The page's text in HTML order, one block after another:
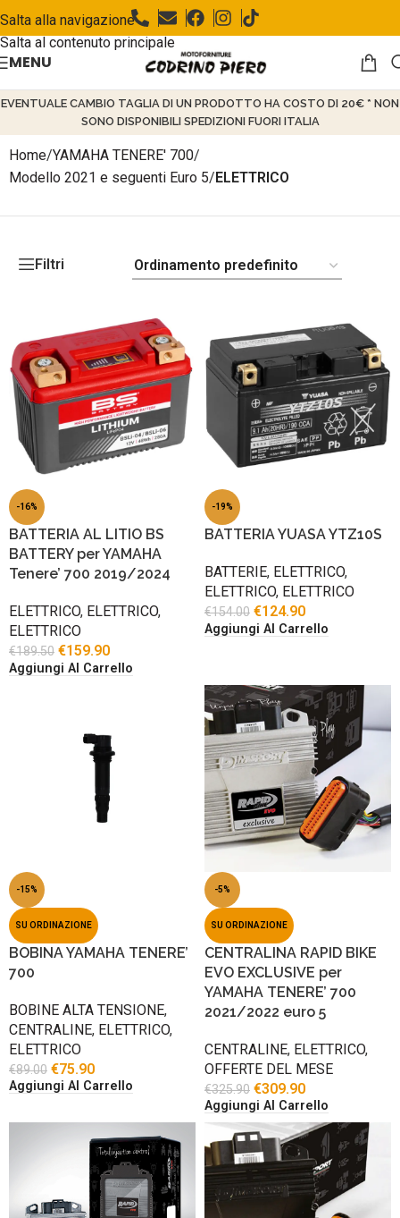
Salta alla navigazione
Salta al contenuto principale
MENU
EVENTUALE CAMBIO TAGLIA DI UN PRODOTTO HA COSTO DI 20€ * NON
SONO DISPONIBILI SPEDIZIONI FUORI ITALIA
Home/YAMAHA TENERE' 700/
Modello 2021 e seguenti Euro 5/ELETTRICO
Filtri
-16%
BATTERIA AL LITIO BS
BATTERY per YAMAHA
Tenere’ 700 2019/2024
ELETTRICO, ELETTRICO,
ELETTRICO
€189.50 €159.90
Aggiungi Al Carrello
-19%
BATTERIA YUASA YTZ10S
BATTERIE, ELETTRICO,
ELETTRICO, ELETTRICO
€154.00 €124.90
Aggiungi Al Carrello
-15%
SU ORDINAZIONE
BOBINA YAMAHA TENERE’
700
BOBINE ALTA TENSIONE,
CENTRALINE, ELETTRICO,
ELETTRICO
€89.00 €75.90
Aggiungi Al Carrello
-5%
SU ORDINAZIONE
CENTRALINA RAPID BIKE
EVO EXCLUSIVE per
YAMAHA TENERE’ 700
2021/2022 euro 5
CENTRALINE, ELETTRICO,
OFFERTE DEL MESE
€325.90 €309.90
Aggiungi Al Carrello